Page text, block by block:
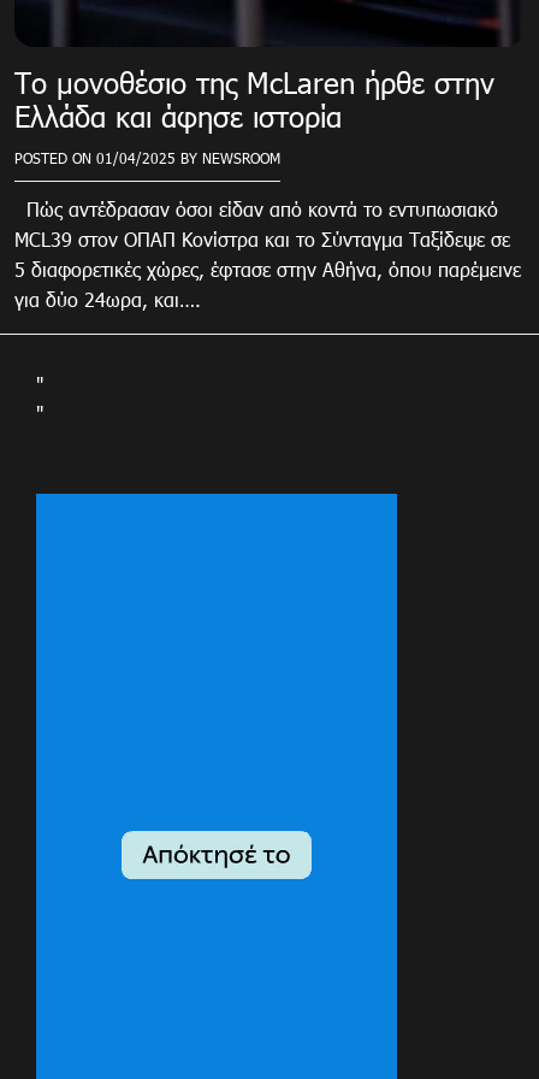
Το μονοθέσιο της McLaren ήρθε στην
Ελλάδα και άφησε ιστορία
POSTED ON 01/04/2025 BY NEWSROOM
Πώς αντέδρασαν όσοι είδαν από κοντά το εντυπωσιακό
MCL39 στον ΟΠΑΠ Κονίστρα και το Σύνταγμα Ταξίδεψε σε
5 διαφορετικές χώρες, έφτασε στην Αθήνα, όπου παρέμεινε
για δύο 24ωρα, και….
"
"